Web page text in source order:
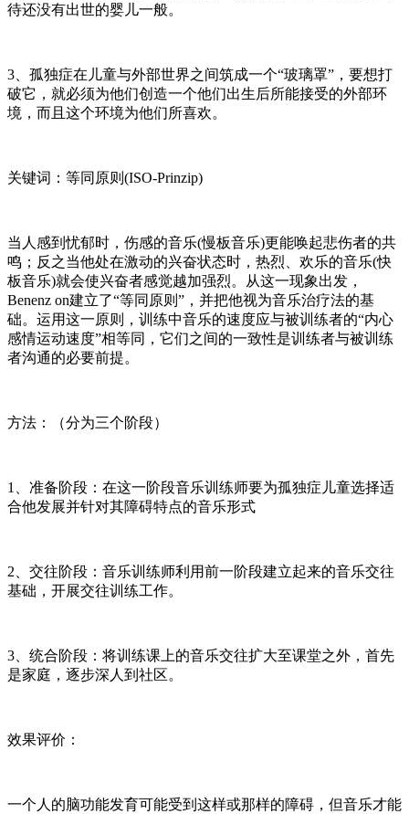
待还没有出世的婴儿一般。
3、孤独症在儿童与外部世界之间筑成一个“玻璃罩”，要想打
破它，就必须为他们创造一个他们出生后所能接受的外部环
境，而且这个环境为他们所喜欢。
关键词：等同原则(ISO-Prinzip)
当人感到忧郁时，伤感的音乐(慢板音乐)更能唤起悲伤者的共
鸣；反之当他处在激动的兴奋状态时，热烈、欢乐的音乐(快
板音乐)就会使兴奋者感觉越加强烈。从这一现象出发，
Benenz on建立了“等同原则”，并把他视为音乐治疗法的基
础。运用这一原则，训练中音乐的速度应与被训练者的“内心
感情运动速度”相等同，它们之间的一致性是训练者与被训练
者沟通的必要前提。
方法：（分为三个阶段）
1、准备阶段：在这一阶段音乐训练师要为孤独症儿童选择适
合他发展并针对其障碍特点的音乐形式
2、交往阶段：音乐训练师利用前一阶段建立起来的音乐交往
基础，开展交往训练工作。
3、统合阶段：将训练课上的音乐交往扩大至课堂之外，首先
是家庭，逐步深人到社区。
效果评价：
一个人的脑功能发育可能受到这样或那样的障碍，但音乐才能